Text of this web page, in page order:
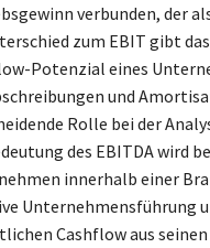
verbunden, der
zum EBIT gibt
Potenzial eines
und
Rolle bei der
des EBITDA wird
innerhalb einer
Unternehmensführung
Cashflow aus